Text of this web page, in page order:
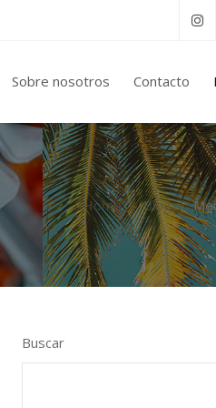
Sobre nosotros Contacto
Home Blog
Buscar